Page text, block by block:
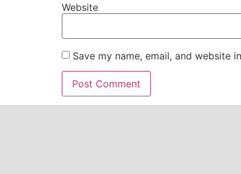
Website
Save my name, email, and website